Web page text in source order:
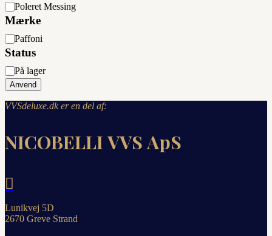
Poleret Messing
Mærke
Mærke
Paffoni
Status
Status
På lager
Anvend
VVSdeluxe.dk er en del af:
NICOBELLI VVS ApS

Lunikvej 5D
2670 Greve Strand